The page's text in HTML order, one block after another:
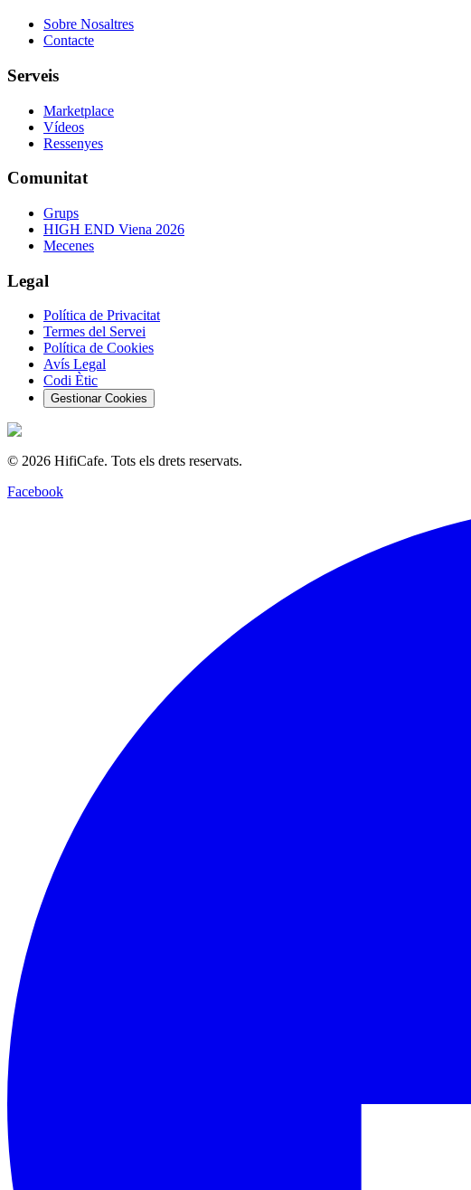
Sobre Nosaltres
Contacte
Serveis
Marketplace
Vídeos
Ressenyes
Comunitat
Grups
HIGH END Viena 2026
Mecenes
Legal
Política de Privacitat
Termes del Servei
Política de Cookies
Avís Legal
Codi Ètic
Gestionar Cookies
© 2026 HifiCafe. Tots els drets reservats.
Facebook